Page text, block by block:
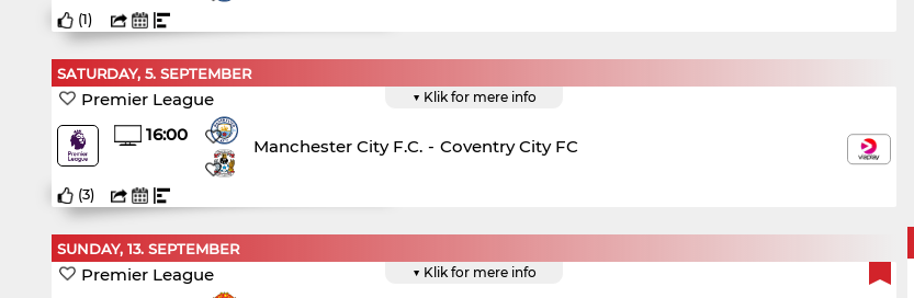
(1)
SATURDAY, 5. SEPTEMBER
▼ Klik for mere info
Premier League
16:00
Manchester City F.C. - Coventry City FC
(3)
SUNDAY, 13. SEPTEMBER
▼ Klik for mere info
Premier League